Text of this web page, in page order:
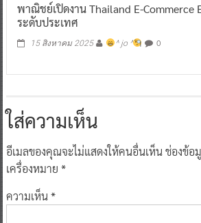
พาณิชย์เปิดงาน Thailand E-Commerce
ระดับประเทศ
15 สิงหาคม 2025 ^ jo ^ 0
ใส่ความเห็น
อีเมลของคุณจะไม่แสดงให้คนอื่นเห็นช่องข้อ
เครื่องหมาย *
ความเห็น*